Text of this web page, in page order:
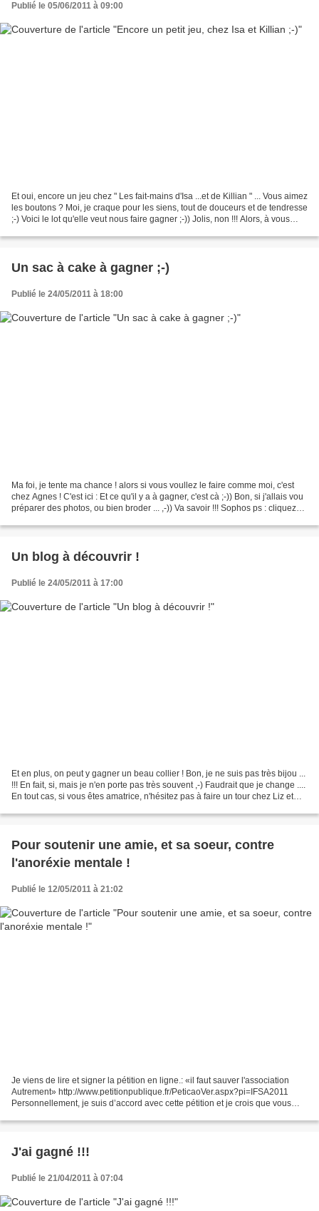
Publié le 05/06/2011 à 09:00
Et oui, encore un jeu chez " Les fait-mains d'Isa ...et de Killian " ... Vous aimez
les boutons ? Moi, je craque pour les siens, tout de douceurs et de tendresse
;-) Voici le lot qu'elle veut nous faire gagner ;-)) Jolis, non !!! Alors, à vous
Un sac à cake à gagner ;-)
Publié le 24/05/2011 à 18:00
Ma foi, je tente ma chance ! alors si vous voullez le faire comme moi, c'est
chez Agnes ! C'est ici : Et ce qu'il y a à gagner, c'est cà ;-)) Bon, si j'allais vou
préparer des photos, ou bien broder ... ,-)) Va savoir !!! Sophos ps : cliquez
Un blog à découvrir !
Publié le 24/05/2011 à 17:00
Et en plus, on peut y gagner un beau collier ! Bon, je ne suis pas très bijou ...
!!! En fait, si, mais je n'en porte pas très souvent ,-) Faudrait que je change ....
En tout cas, si vous êtes amatrice, n'hésitez pas à faire un tour chez Liz et
Pour soutenir une amie, et sa soeur, contre
l'anoréxie mentale !
Publié le 12/05/2011 à 21:02
Je viens de lire et signer la pétition en ligne.: «il faut sauver l'association
Autrement» http://www.petitionpublique.fr/PeticaoVer.aspx?pi=IFSA2011
Personnellement, je suis d’accord avec cette pétition et je crois que vous
J'ai gagné !!!
Publié le 21/04/2011 à 07:04